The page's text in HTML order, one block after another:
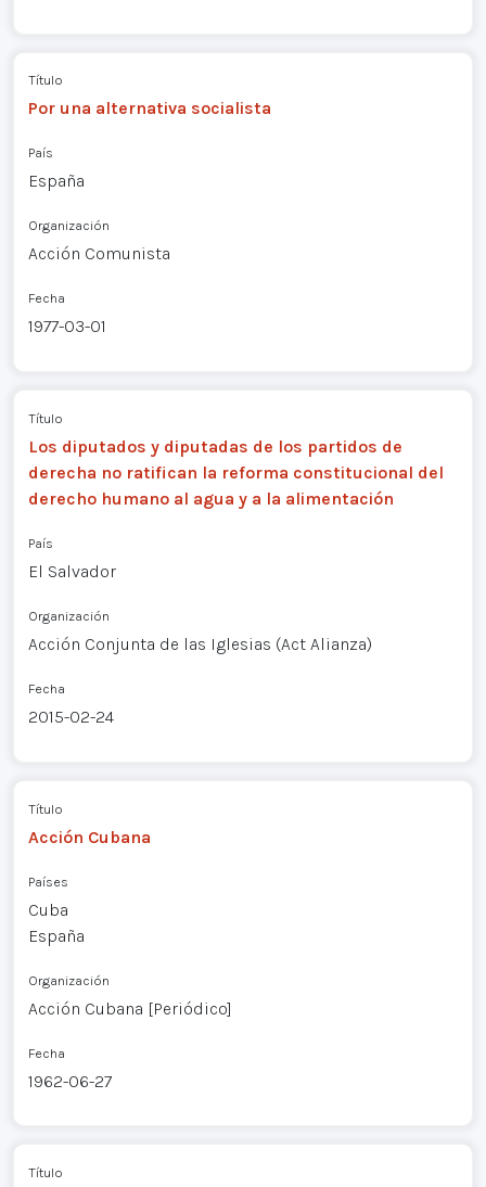
Título
Por una alternativa socialista
País
España
Organización
Acción Comunista
Fecha
1977-03-01
Título
Los diputados y diputadas de los partidos de
derecha no ratifican la reforma constitucional del
derecho humano al agua y a la alimentación
País
El Salvador
Organización
Acción Conjunta de las Iglesias (Act Alianza)
Fecha
2015-02-24
Título
Acción Cubana
Países
Cuba
España
Organización
Acción Cubana [Periódico]
Fecha
1962-06-27
Título